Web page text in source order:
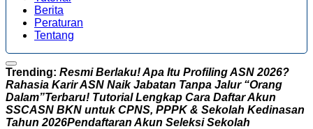
Berita
Peraturan
Tentang
Trending: Resmi Berlaku!Apa Itu ProfilingASN 2026?
Rahasia KarirASN Naik Jabatan Tanpa Jalur “Orang
Dalam”Terbaru! Tutorial Lengkap Cara DaftarAkun
SSCASN BKN untuk CPNS, PPPK & Sekolah Kedinasan
Tahun 2026Pendaftaran Akun Seleksi Sekolah